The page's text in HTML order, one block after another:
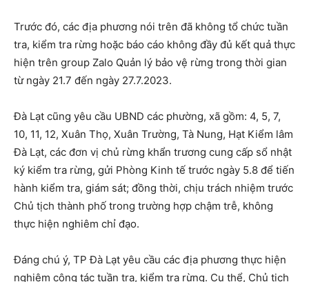
Trước đó, các địa phương nói trên đã không tổ chức tuần
tra, kiểm tra rừng hoặc báo cáo không đầy đủ kết quả thực
hiện trên group Zalo Quản lý bảo vệ rừng trong thời gian
từ ngày 21.7 đến ngày 27.7.2023.
Đà Lạt cũng yêu cầu UBND các phường, xã gồm: 4, 5, 7,
10, 11, 12, Xuân Thọ, Xuân Trường, Tà Nung, Hạt Kiểm lâm
Đà Lạt, các đơn vị chủ rừng khẩn trương cung cấp sổ nhật
ký kiểm tra rừng, gửi Phòng Kinh tế trước ngày 5.8 để tiến
hành kiểm tra, giám sát; đồng thời, chịu trách nhiệm trước
Chủ tịch thành phố trong trường hợp chậm trễ, không
thực hiện nghiêm chỉ đạo.
Đáng chú ý, TP Đà Lạt yêu cầu các địa phương thực hiện
nghiêm công tác tuần tra, kiểm tra rừng. Cụ thể, Chủ tịch